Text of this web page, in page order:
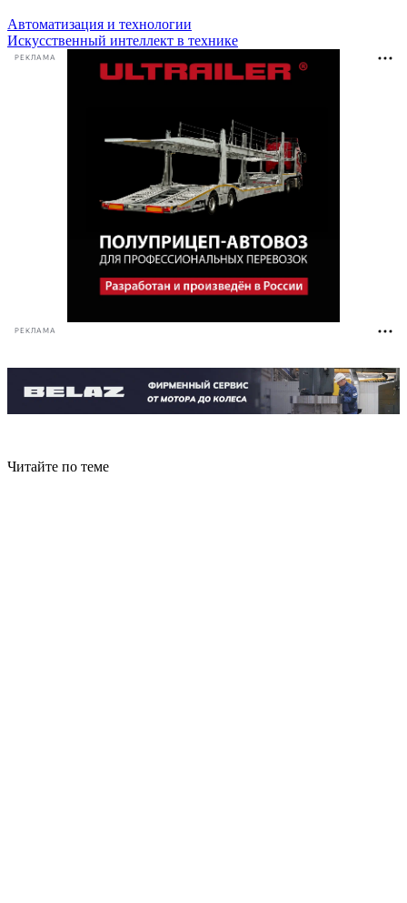
Автоматизация и технологии
Искусственный интеллект в технике
РЕКЛАМА
РЕКЛАМА
Читайте по теме